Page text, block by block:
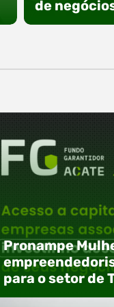
de
Pronampe
para o setor de